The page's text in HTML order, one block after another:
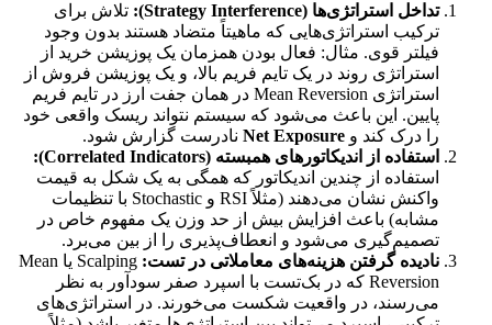
تداخل استراتژی‌ها (Strategy Interference):
تلاش برای
ترکیب استراتژی‌هایی که ماهیتاً متضاد هستند بدون وجود
فیلتر قوی. مثال: فعال بودن همزمان یک پوزیشن خرید از
استراتژی روند در یک تایم فریم بالا، و یک پوزیشن فروش از
استراتژی Mean Reversion در همان جفت ارز در تایم فریم
پایین. این باعث می‌شود که سیستم نتواند ریسک واقعی خود
را درک کند و Net Exposure نادرست گزارش شود.
استفاده از اندیکاتورهای همبسته (Correlated Indicators):
استفاده از چندین اندیکاتور که همگی به یک شکل به قیمت
واکنش نشان می‌دهند (مثلاً RSI و Stochastic با تنظیمات
مشابه) باعث افزایش بیش از حد وزن یک مفهوم خاص در
تصمیم‌گیری می‌شود و انعطاف‌پذیری را از بین می‌برد.
نادیده گرفتن هزینه‌های معاملاتی در تست:
Scalping یا Mean
Reversion که در بک‌تست با اسپرد صفر سودآور به نظر
می‌رسند، در واقعیت شکست می‌خورند. در استراتژی‌های